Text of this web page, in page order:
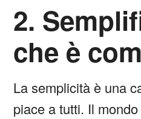
2.
che è
La semplicità è una
piace a tutti. Il